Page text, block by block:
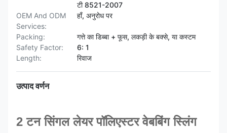
टी 8521-2007
OEM And ODM
Services:
हाँ, अनुरोध पर
Packing:
गत्ते का डिब्बा + फूस, लकड़ी के बक्से, या कस्टम
Safety Factor:
6: 1
Length:
रिवाज
उत्पाद वर्णन
2 टन सिंगल लेयर पॉलिएस्टर वेबबिंग स्लिंग